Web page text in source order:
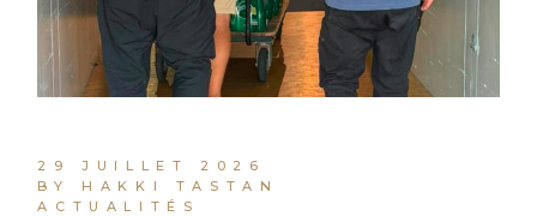
29 JUILLET 2026
BY HAKKI TASTAN
ACTUALITÉS